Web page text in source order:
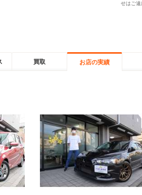
せはご遠
買取 お店の実績